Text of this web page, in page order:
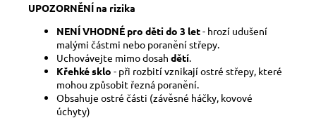
UPOZORNĚNÍ na rizika
NENÍ VHODNÉ pro děti do 3 let- hrozí udušení
malými částmi nebo poranění střepy.
Uchovávejte mimo dosah dětí.
Křehké sklo - při rozbití vznikají ostré střepy, které
mohou způsobit řezná poranění.
Obsahuje ostré části (závěsné háčky, kovové
úchyty)